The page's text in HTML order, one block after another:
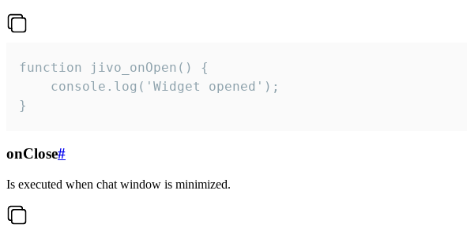
function jivo_onOpen() {
    console.log('Widget opened');
}
onClose#
Is executed when chat window is minimized.